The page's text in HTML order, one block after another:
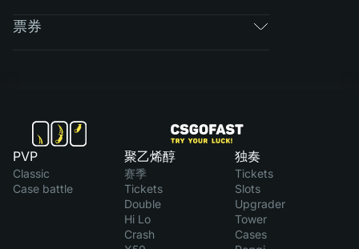
票券
PVP
Classic
Case battle
聚乙烯醇
赛季
Tickets
Double
Hi Lo
Crash
独奏
Tickets
Slots
Upgrader
Tower
Cases